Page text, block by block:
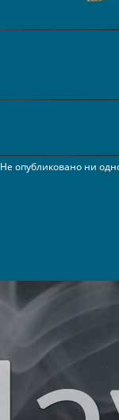
Не опубликовано ни